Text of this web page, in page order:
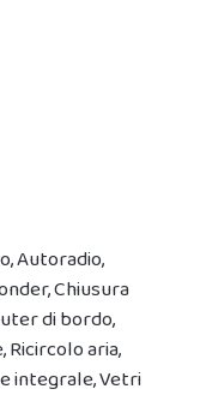
Autoradio,
Chiusura
di bordo,
aria,
integrale, Vetri